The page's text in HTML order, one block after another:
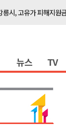
천군 "철도 개통 이후
동해시, 민·관·군 합동 맞
주시, 하반기 중소기업
양양군, 피서지 계곡․하
창군 계촌5리 깡촌음악
뉴스 TV